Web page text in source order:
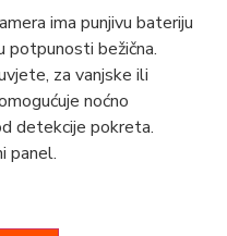
ima punjivu bateriju
potpunosti bežična.
za vanjske ili
noćno
detekcije pokreta.
panel.